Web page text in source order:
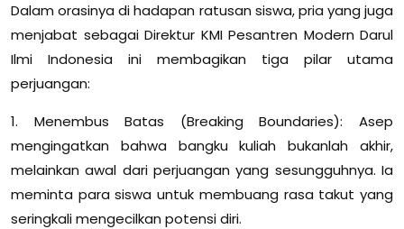
Dalam orasinya di hadapan ratusan siswa, pria yang juga
menjabat sebagai Direktur KMI Pesantren Modern Darul
Ilmi Indonesia ini membagikan tiga pilar utama
perjuangan:
1. Menembus Batas (Breaking Boundaries): Asep
mengingatkan bahwa bangku kuliah bukanlah akhir,
melainkan awal dari perjuangan yang sesungguhnya. Ia
meminta para siswa untuk membuang rasa takut yang
seringkali mengecilkan potensi diri.